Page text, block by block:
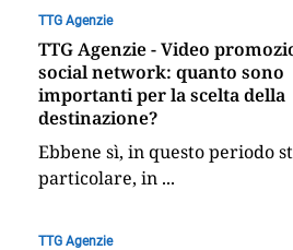
TTG Agenzie
TTG Agenzie - Video
social network: quanto sono
importanti per la scelta della
destinazione?
Ebbene sì, in questo periodo
particolare, in ...
TTG Agenzie